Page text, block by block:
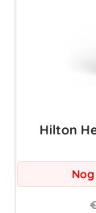
Hilton